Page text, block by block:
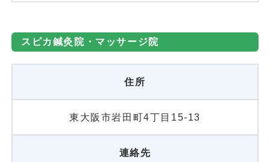
スピカ鍼灸院・マッサージ院
住所
東大阪市岩田町4丁目15-13
連絡先